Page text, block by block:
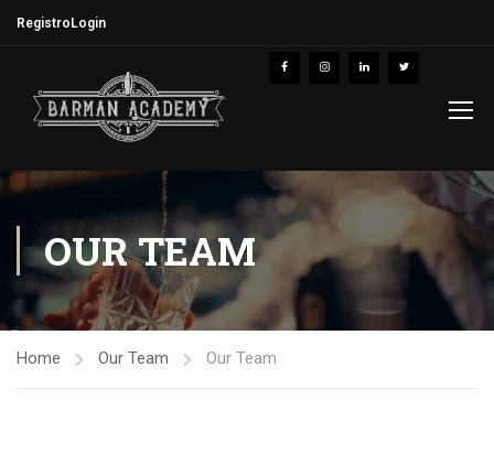
Registro Login
OUR TEAM
Home Our Team Our Team